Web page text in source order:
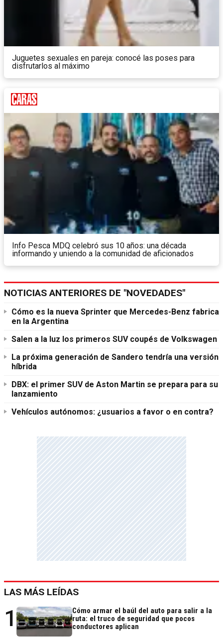
Juguetes sexuales en pareja: conocé las poses para
disfrutarlos al máximo
Info Pesca MDQ celebró sus 10 años: una década
informando y uniendo a la comunidad de aficionados
NOTICIAS ANTERIORES DE "NOVEDADES"
Cómo es la nueva Sprinter que Mercedes-Benz fabrica
en la Argentina
Salen a la luz los primeros SUV coupés de Volkswagen
La próxima generación de Sandero tendría una versión
híbrida
DBX: el primer SUV de Aston Martin se prepara para su
lanzamiento
Vehículos autónomos: ¿usuarios a favor o en contra?
LAS MÁS LEÍDAS
1
Cómo armar el baúl del auto para salir a la
ruta: el truco de seguridad que pocos
conductores aplican